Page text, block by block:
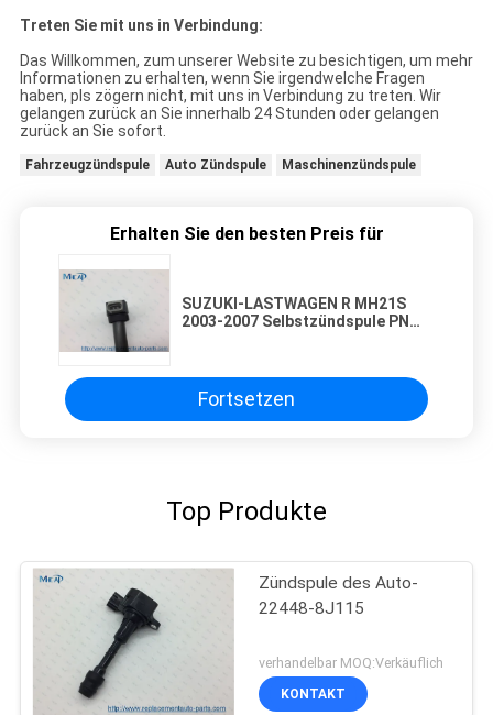
Treten Sie mit uns in Verbindung:
Das Willkommen, zum unserer Website zu besichtigen, um mehr
Informationen zu erhalten, wenn Sie irgendwelche Fragen
haben, pls zögern nicht, mit uns in Verbindung zu treten. Wir
gelangen zurück an Sie innerhalb 24 Stunden oder gelangen
zurück an Sie sofort.
Fahrzeugzündspule Auto Zündspule Maschinenzündspule
Erhalten Sie den besten Preis für
SUZUKI-LASTWAGEN R MH21S
2003-2007 Selbstzündspule PN
Fortsetzen
Top Produkte
Zündspule des Auto-
22448-8J115
verhandelbar MOQ:Verkäuflich
KONTAKT